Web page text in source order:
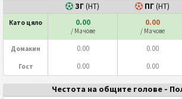
ЗГ(HT) ПГ(HT)
Като цяло 0.00
/ Мачове
0.00
/ Мачове
Домакин 0.00 0.00
Гост 0.00 0.00
Честота на общите голове -